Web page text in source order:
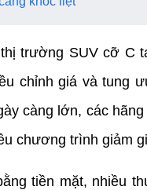
trường SUV cỡ C
chỉnh giá và tung
càng lớn, các
chương trình giảm
tiền mặt, nhiều